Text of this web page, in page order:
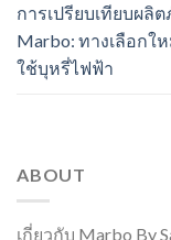
การเปรียบเทียบผลิ
Marbo: ทางเลือกใ
ใช้บุหรี่ไฟฟ้า
ABOUT
เกี่ยวกับ Marbo By